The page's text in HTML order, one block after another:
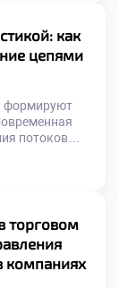
сигналов
специалист
как
цепями
формируют
потоков
становится
Скорость
торговом
компаниях